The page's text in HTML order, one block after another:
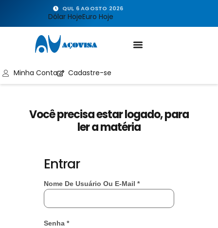
QUI, 6 AGOSTO 2026
Dólar HojeEuro Hoje
Minha Conta Cadastre-se
Você precisa estar logado, para
ler a matéria
Entrar
Nome De Usuário Ou E-Mail *
Senha *